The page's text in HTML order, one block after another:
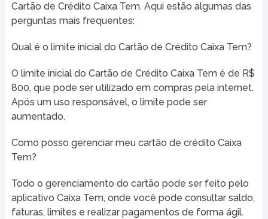
Cartão de Crédito Caixa Tem. Aqui estão algumas das
perguntas mais frequentes:
Qual é o limite inicial do Cartão de Crédito Caixa Tem?
O limite inicial do Cartão de Crédito Caixa Tem é de R$
800, que pode ser utilizado em compras pela internet.
Após um uso responsável, o limite pode ser
aumentado.
Como posso gerenciar meu cartão de crédito Caixa
Tem?
Todo o gerenciamento do cartão pode ser feito pelo
aplicativo Caixa Tem, onde você pode consultar saldo,
faturas, limites e realizar pagamentos de forma ágil.